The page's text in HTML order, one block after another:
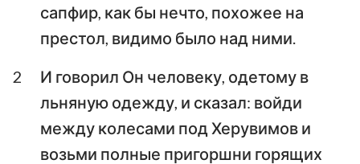
Екклесиаст Песни Песней
Исаия Иеремия
Плач Иеремии Иезекииль
Даниил Осия
сапфир, как бы нечто, похожее на
престол, видимо было над ними.
2
И говорил Он человеку, одетому в
льняную одежду, и сказал: войди
между колесами под Херувимов и
возьми полные пригоршни горящих